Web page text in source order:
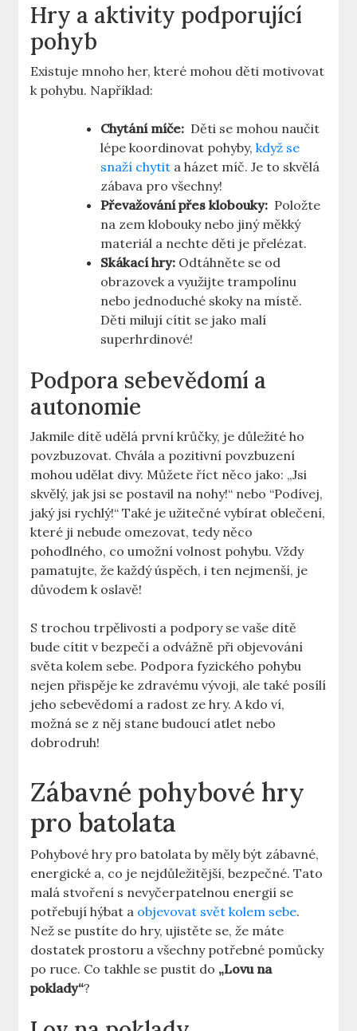
Hry‍ a aktivity podporující
pohyb
Existuje mnoho her, které mohou⁣ děti motivovat
k pohybu. Například:
Chytání míče: ⁤ Děti se mohou ‍naučit
lépe‌ koordinovat pohyby,‍když se
snaží chytit ⁣a házet míč. Je to skvělá⁣
zábava pro všechny!
Převažování přes klobouky: ​ Položte​
na zem klobouky nebo​ jiný měkký
materiál a nechte děti je přelézat.
Skákací hry: Odtáhněte⁢ se ‌od‌
obrazovek a využijte trampolínu
nebo jednoduché skoky na místě.
Děti milují cítit se‍ jako​ malí
superhrdinové!
Podpora sebevědomí⁢ a
autonomie
Jakmile dítě ​udělá první krůčky, je ‍důležité ​ho
povzbuzovat. Chvála a ⁢pozitivní povzbuzení
mohou udělat divy. Můžete​ říct něco⁢ jako: „Jsi
skvělý,⁤ jak jsi se postavil ⁤na nohy!“ nebo ⁢“Podívej,
jaký ​jsi rychlý!“‌ Také je užitečné vybírat oblečení,
⁢které ‌ji nebude omezovat, tedy něco
pohodlného, ⁢co umožní‍ volnost pohybu. Vždy
⁤pamatujte, že každý úspěch, i ten nejmenší, je
⁤důvodem k oslavě!
S trochou trpělivosti ⁣a podpory‍ se vaše dítě⁢
bude cítit v bezpečí ⁤a odvážně při⁢ objevování
světa kolem sebe. Podpora fyzického pohybu
⁣nejen ⁤přispěje ke zdravému⁢ vývoji, ale ⁣také ‌posílí⁢
jeho sebevědomí a radost ⁣ze​ hry. A kdo ví,
⁢možná⁢ se z něj stane budoucí atlet‍ nebo
dobrodruh!
Zábavné pohybové hry
pro batolata
Pohybové hry pro batolata by měly⁣ být zábavné,
energické⁢ a,⁣ co‍ je ​nejdůležitější, bezpečné. Tato
malá stvoření s nevyčerpatelnou energií se
‌potřebují hýbat a objevovat svět kolem sebe.
Než‌ se pustíte⁣ do ⁣hry, ujistěte se, ⁤že máte
dostatek ​prostoru a⁣ všechny potřebné ‌pomůcky
po ruce. Co takhle se pustit do „Lovu na‍
poklady“?